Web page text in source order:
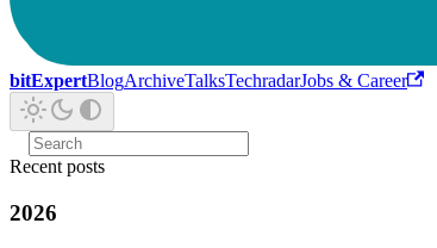
bitExpertBlogArchiveTalksTechradarJobs & Career
Recent posts
2026